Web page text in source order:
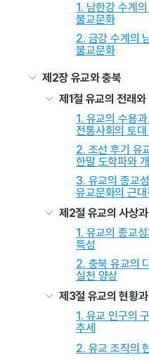
1. 남한강 수계
불교문화
2. 금강 수계의
불교문화
제2장 유교와 충북
제1절 유교의 전래와
1. 유교의 수용
전통사회의 토대
2. 조선 후기 유
한말 도학파와
3. 유교의 종교
유교문화의 근
제2절 유교의 사상
1. 유교의 종교
특성
2. 충북 유교의
실천 양상
제3절 유교의 현황
1. 유교 인구의
추세
2. 유교 조직의
증산도는 교단 발전 역사를
설명한다. 이는 ‘선(仙
(甑山敎)[1945] → 증산도
변천과정을 통해 증산의 가르
살펴보면, ‘1변 도운’은
高判禮)가 1911년 창립한 ‘
차경석(車京石, 1880~1936)
주요 제자들이 주축이 된 독
탄압으로 교단이 해체되면
안운산의 증산교 대부흥기
휴게기를 거치면서 인류 구
시기이다. ‘3변 도운’은
창도한 시기로, 현재 증산